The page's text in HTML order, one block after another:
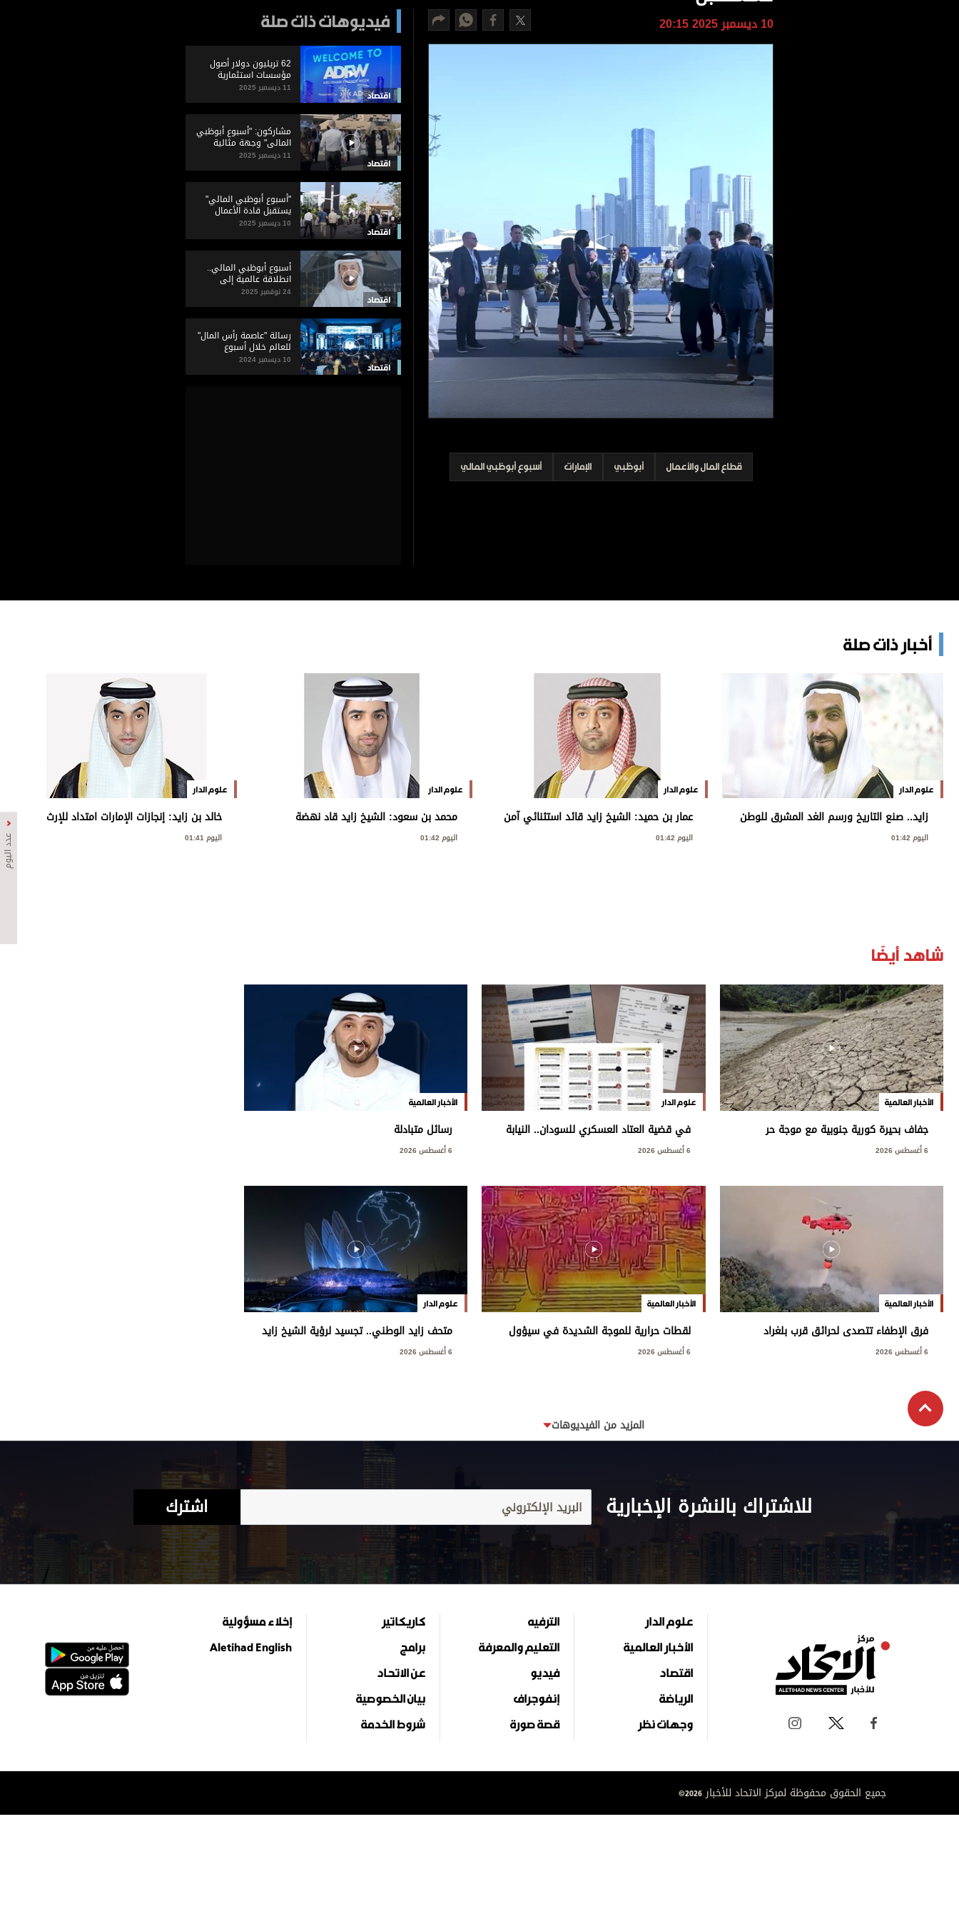
عدد اليوم
10 ديسمبر 2025 20:15
قطاع المال والأعمال أبوظبي الإمارات أسبوع أبوظبي المالي
فيديوهات ذات صلة
اقتصاد
62 تريليون دولار أصول
مؤسسات استثمارية
تجتمع في أبوظبي
11 ديسمبر 2025
اقتصاد
مشاركون: "أسبوع أبوظبي
المالي" وجهة مثالية
لاستثماراتنا وتوسعاتنا
11 ديسمبر 2025
اقتصاد
"أسبوع أبوظبي المالي"
يستقبل قادة الأعمال
بيومه الثالث
10 ديسمبر 2025
اقتصاد
أسبوع أبوظبي المالي..
انطلاقة عالمية إلى
المستقبل
24 نوفمبر 2025
اقتصاد
رسالة "عاصمة رأس المال"
للعالم خلال أسبوع
أبوظبي المالي
10 ديسمبر 2024
أخبار ذات صلة
علوم الدار
زايد.. صنع التاريخ ورسم الغد المشرق للوطن
اليوم 01:42
علوم الدار
عمار بن حميد: الشيخ زايد قائد استثنائي آمن
ببناء الإنسان ووضع أسس نهضة وطن
اليوم 01:42
علوم الدار
محمد بن سعود: الشيخ زايد قاد نهضة
شاملة أرست مكانة الإمارات بين الأمم
اليوم 01:42
علوم الدار
خالد بن زايد: إنجازات الإمارات امتداد للإرث
الإنساني الخالد للشيخ زايد
اليوم 01:41
شاهد أيضًا
الأخبار العالمية
جفاف بحيرة كورية جنوبية مع موجة حر
قياسية
6 أغسطس 2026
علوم الدار
في قضية العتاد العسكري للسودان.. النيابة
العامة: مخطط إجرامي استهدف المساس
بسيادة الدولة 6 أغسطس 2026
الأخبار العالمية
رسائل متبادلة
6 أغسطس 2026
الأخبار العالمية
فرق الإطفاء تتصدى لحرائق قرب بلغراد
6 أغسطس 2026
الأخبار العالمية
لقطات حرارية للموجة الشديدة في سيؤول
6 أغسطس 2026
علوم الدار
متحف زايد الوطني.. تجسيد لرؤية الشيخ زايد
وإرثه الوطني
6 أغسطس 2026
المزيد من الفيديوهات
للاشتراك بالنشرة الإخبارية اشترك
علوم الدار
الأخبار العالمية
اقتصاد
الرياضة
وجهات نظر
الترفيه
التعليم والمعرفة
فيديو
إنفوجراف
قصة صورة
كاريكاتير
برامج
عن الاتحاد
بيان الخصوصية
شروط الخدمة
إخلاء مسؤولية
Aletihad English
جميع الحقوق محفوظة لمركز الاتحاد للأخبار 2026©